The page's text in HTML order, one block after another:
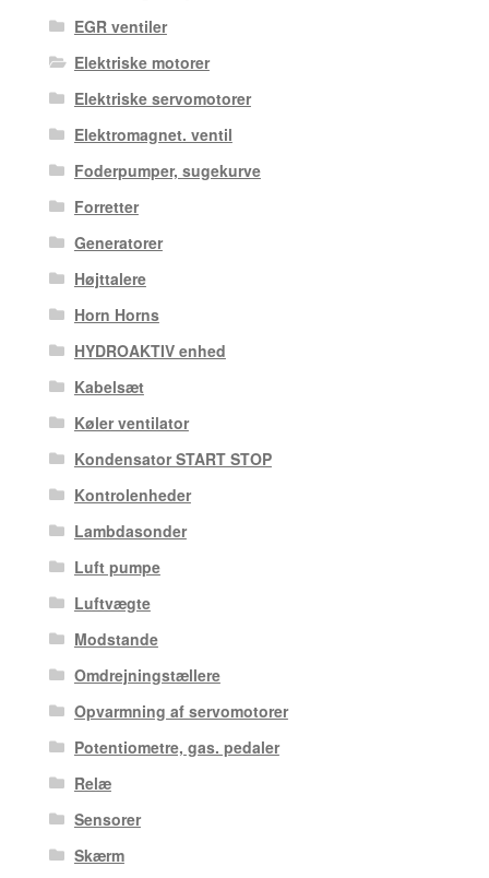
EGR ventiler
Elektriske motorer
Elektriske servomotorer
Elektromagnet. ventil
Foderpumper, sugekurve
Forretter
Generatorer
Højttalere
Horn Horns
HYDROAKTIV enhed
Kabelsæt
Køler ventilator
Kondensator START STOP
Kontrolenheder
Lambdasonder
Luft pumpe
Luftvægte
Modstande
Omdrejningstællere
Opvarmning af servomotorer
Potentiometre, gas. pedaler
Relæ
Sensorer
Skærm